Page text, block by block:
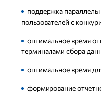
поддержка
пользователей с
оптимальное время
терминалами сбора
оптимальное время
формирование